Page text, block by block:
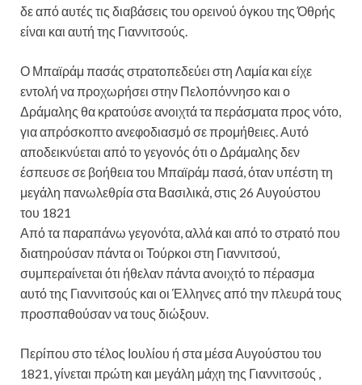
δε από αυτές τις διαβάσεις του ορεινού όγκου της Όθρής
είναι και αυτή της Γιαννιτσούς.
Ο Μπαϊράμ πασάς στρατοπεδεύει στη Λαμία και είχε
εντολή να προχωρήσει στην Πελοπόννησο και ο
Δράμαλης θα κρατούσε ανοιχτά τα περάσματα προς νότο,
για απρόσκοπτο ανεφοδιασμό σε προμήθειες. Αυτό
αποδεικνύεται από το γεγονός ότι ο Δράμαλης δεν
έσπευσε σε βοήθεια του Μπαϊράμ πασά, όταν υπέστη τη
μεγάλη πανωλεθρία στα Βασιλικά, στις 26 Αυγούστου
του 1821
Από τα παραπάνω γεγονότα, αλλά και από το στρατό που
διατηρούσαν πάντα οι Τούρκοι στη Γιαννιτσού,
συμπεραίνεται ότι ήθελαν πάντα ανοιχτό το πέρασμα
αυτό της Γιαννιτσούς και οι Έλληνες από την πλευρά τους
προσπαθούσαν να τους διώξουν.
Περίπου στο τέλος Ιουλίου ή στα μέσα Αυγούστου του
1821, γίνεται πρώτη και μεγάλη μάχη της Γιαννιτσούς ,